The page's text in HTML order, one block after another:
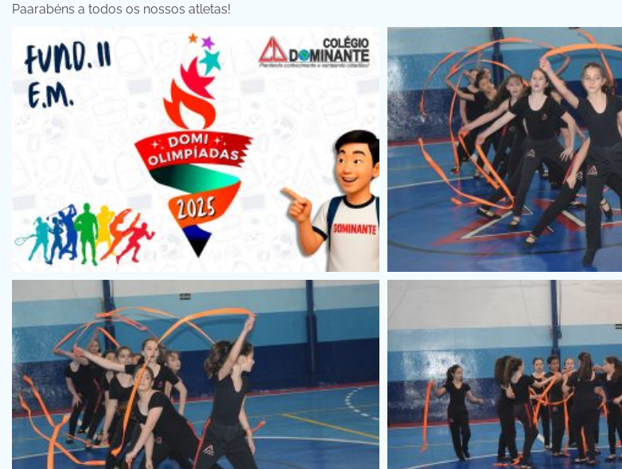
Paarabéns a todos os nossos atletas!